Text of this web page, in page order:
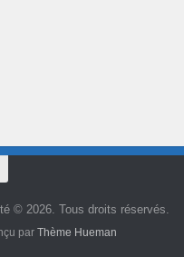
© 2026. Tous droits réservés.
par Thème Hueman